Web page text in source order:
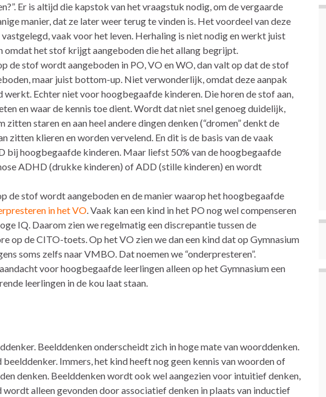
Er is altijd die kapstok van het vraagstuk nodig, om de vergaarde
manier, dat ze later weer terug te vinden is. Het voordeel van deze
vastgelegd, vaak voor het leven. Herhaling is niet nodig en werkt juist
omdat het stof krijgt aangeboden die het allang begrijpt.
de stof wordt aangeboden in PO, VO en WO, dan valt op dat de stof
maar juist bottom-up. Niet verwonderlijk, omdat deze aanpak
Echter niet voor hoogbegaafde kinderen. Die horen de stof aan,
en waar de kennis toe dient. Wordt dat niet snel genoeg duidelijk,
zitten staren en aan heel andere dingen denken (“dromen” denkt de
zitten klieren en worden vervelend. En dit is de basis van de vaak
bij hoogbegaafde kinderen. Maar liefst 50% van de hoogbegaafde
ADHD (drukke kinderen) of ADD (stille kinderen) en wordt
de stof wordt aangeboden en de manier waarop het hoogbegaafde
in het VO. Vaak kan een kind in het PO nog wel compenseren
IQ. Daarom zien we regelmatig een discrepantie tussen de
op de CITO-toets. Op het VO zien we dan een kind dat op Gymnasium
soms zelfs naar VMBO. Dat noemen we “onderpresteren”.
voor hoogbegaafde leerlingen alleen op het Gymnasium een
leerlingen in de kou laat staan.
Beelddenken onderscheidt zich in hoge mate van woorddenken.
Immers, het kind heeft nog geen kennis van woorden of
denken. Beelddenken wordt ook wel aangezien voor intuitief denken,
alleen gevonden door associatief denken in plaats van inductief